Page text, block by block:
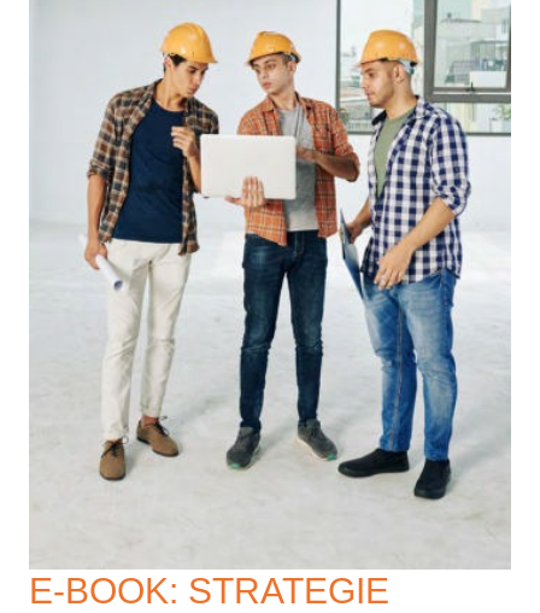
E-BOOK: STRATEGIE